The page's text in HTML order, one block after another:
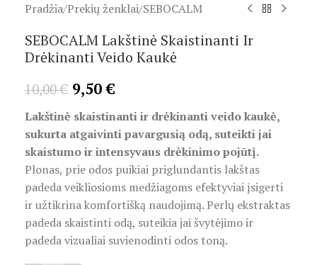
Pradžia/Prekių ženklai/SEBOCALM
SEBOCALM Lakštinė Skaistinanti Ir
Drėkinanti Veido Kaukė
10,00€ 9,50€
Lakštinė skaistinanti ir drėkinanti veido kaukė,
sukurta atgaivinti pavargusią odą, suteikti jai
skaistumo ir intensyvaus drėkinimo pojūtį.
Plonas, prie odos puikiai priglundantis lakštas
padeda veikliosioms medžiagoms efektyviai įsigerti
ir užtikrina komfortišką naudojimą. Perlų ekstraktas
padeda skaistinti odą, suteikia jai švytėjimo ir
padeda vizualiai suvienodinti odos toną.